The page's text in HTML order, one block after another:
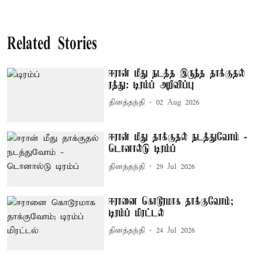
Related Stories
ஈரான் மீது நடத்த இருந்த தாக்குதல்
ரத்து: டிரம்ப் அறிவிப்பு
தினத்தந்தி 02 Aug 2026
ஈரான் மீது தாக்குதல் நடத்துவோம் -
டொனால்டு டிரம்ப்
தினத்தந்தி 29 Jul 2026
ஈரானை கொடூரமாக தாக்குவோம்;
டிரம்ப் மிரட்டல்
தினத்தந்தி 24 Jul 2026